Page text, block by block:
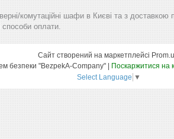
комутаційні шафи в Києві та з
способи оплати.
Сайт створений на маркетплейсі
Поскаржитися на
Select Language ▼